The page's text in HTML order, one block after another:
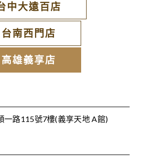
中大遠百店
台南西門店
高雄義享店
一路115號7樓(義享天地 A館)